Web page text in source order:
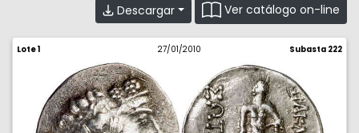
Descargar Ver catálogo on-line
Lote 1 27/01/2010 Subasta 222